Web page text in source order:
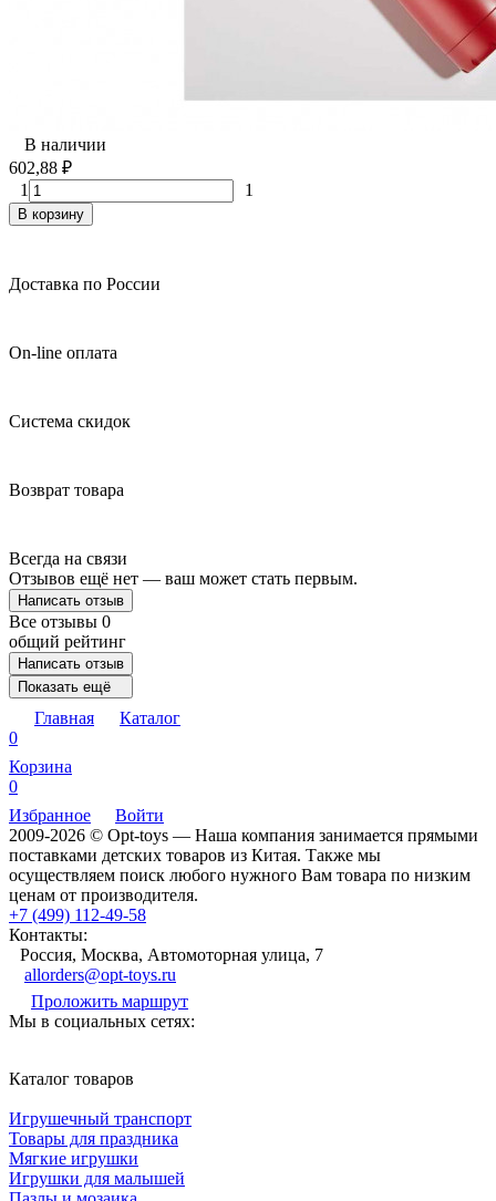
В наличии
602,88 ₽
1
1
В корзину
Доставка по России
On-line оплата
Система скидок
Возврат товара
Всегда на связи
Отзывов ещё нет — ваш может стать первым.
Написать отзыв
Все отзывы 0
общий рейтинг
Написать отзыв
Показать ещё
Главная
Каталог
0
Корзина
0
Избранное
Войти
2009-2026 © Opt-toys — Наша компания занимается прямыми
поставками детских товаров из Китая. Также мы
осуществляем поиск любого нужного Вам товара по низким
ценам от производителя.
+7 (499) 112-49-58
Контакты:
Россия, Москва, Автомоторная улица, 7
allorders@opt-toys.ru
Проложить маршрут
Мы в социальных сетях:
Каталог товаров
Игрушечный транспорт
Товары для праздника
Мягкие игрушки
Игрушки для малышей